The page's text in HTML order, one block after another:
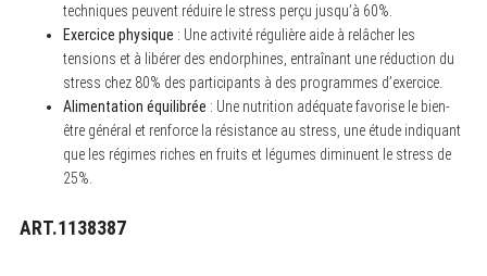
techniques peuvent réduire le stress perçu jusqu’à 60%.
Exercice physique : Une activité régulière aide à relâcher les
tensions et à libérer des endorphines, entraînant une réduction du
stress chez 80% des participants à des programmes d’exercice.
Alimentation équilibrée : Une nutrition adéquate favorise le bien-
être général et renforce la résistance au stress, une étude indiquant
que les régimes riches en fruits et légumes diminuent le stress de
25%.
ART.1138387